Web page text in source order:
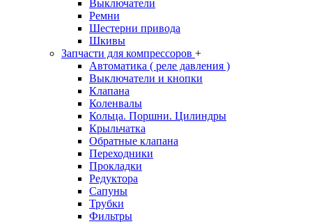
Выключатели
Ремни
Шестерни привода
Шкивы
Запчасти для компрессоров +
Автоматика ( реле давления )
Выключатели и кнопки
Клапана
Коленвалы
Кольца. Поршни. Цилиндры
Крыльчатка
Обратные клапана
Переходники
Прокладки
Редуктора
Сапуны
Трубки
Фильтры